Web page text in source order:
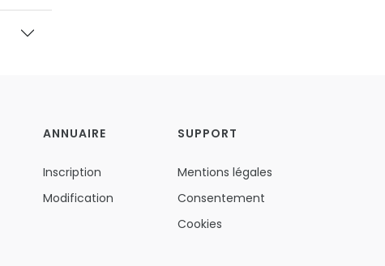
ANNUAIRE
Inscription
Modification
SUPPORT
Mentions légales
Consentement
Cookies